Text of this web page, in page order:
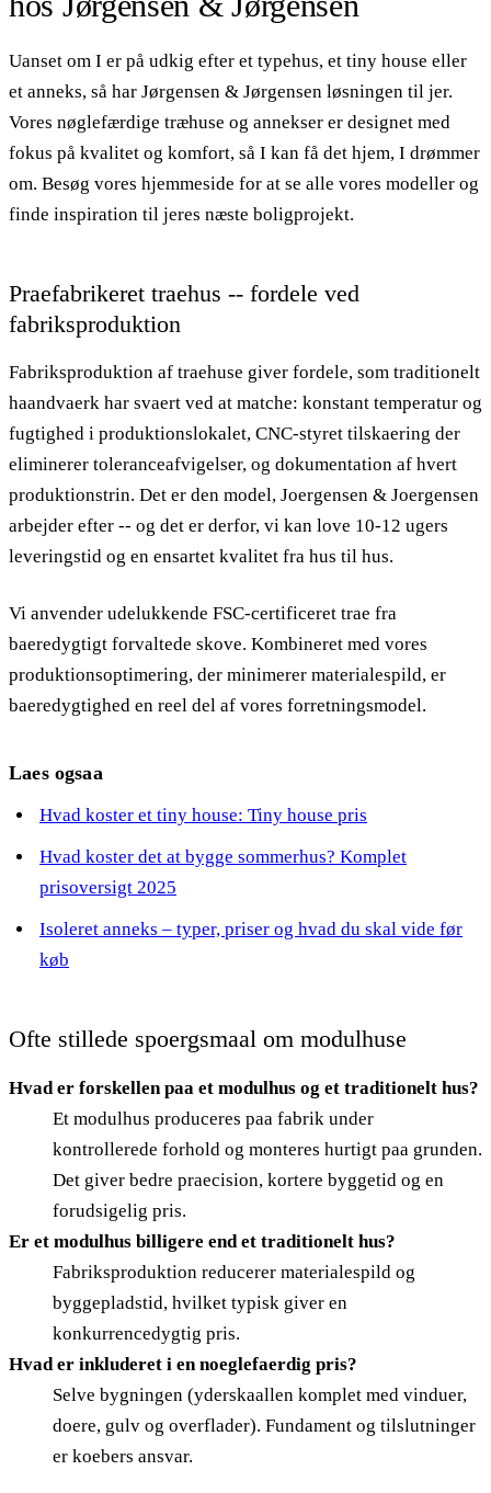
Uanset om I er på udkig efter et typehus, et tiny house eller
et anneks, så har Jørgensen & Jørgensen løsningen til jer.
Vores nøglefærdige træhuse og annekser er designet med
fokus på kvalitet og komfort, så I kan få det hjem, I drømmer
om. Besøg vores hjemmeside for at se alle vores modeller og
finde inspiration til jeres næste boligprojekt.
Praefabrikeret traehus -- fordele ved
fabriksproduktion
Fabriksproduktion af traehuse giver fordele, som traditionelt
haandvaerk har svaert ved at matche: konstant temperatur og
fugtighed i produktionslokalet, CNC-styret tilskaering der
eliminerer toleranceafvigelser, og dokumentation af hvert
produktionstrin. Det er den model, Joergensen & Joergensen
arbejder efter -- og det er derfor, vi kan love 10-12 ugers
leveringstid og en ensartet kvalitet fra hus til hus.
Vi anvender udelukkende FSC-certificeret trae fra
baeredygtigt forvaltede skove. Kombineret med vores
produktionsoptimering, der minimerer materialespild, er
baeredygtighed en reel del af vores forretningsmodel.
Laes ogsaa
Hvad koster et tiny house: Tiny house pris
Hvad koster det at bygge sommerhus? Komplet
prisoversigt 2025
Isoleret anneks – typer, priser og hvad du skal vide før
køb
Ofte stillede spoergsmaal om modulhuse
Hvad er forskellen paa et modulhus og et traditionelt hus?
Et modulhus produceres paa fabrik under
kontrollerede forhold og monteres hurtigt paa grunden.
Det giver bedre praecision, kortere byggetid og en
forudsigelig pris.
Er et modulhus billigere end et traditionelt hus?
Fabriksproduktion reducerer materialespild og
byggepladstid, hvilket typisk giver en
konkurrencedygtig pris.
Hvad er inkluderet i en noeglefaerdig pris?
Selve bygningen (yderskaallen komplet med vinduer,
doere, gulv og overflader). Fundament og tilslutninger
er koebers ansvar.